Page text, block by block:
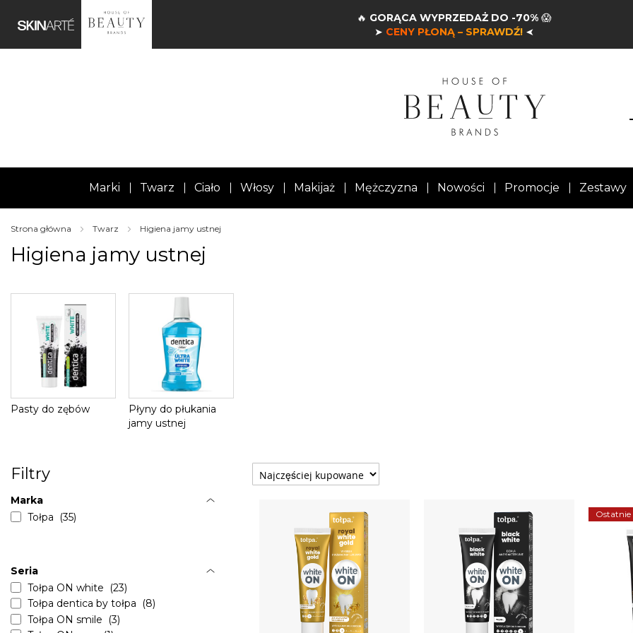
🔥 GORĄCA WYPRZEDAŻ DO -70%😱
➤ CENY PŁONĄ – SPRAWDŹ! ➤
Marki Twarz Ciało Włosy Makijaż Mężczyzna Nowości Promocje Zestawy
Strona główna Twarz Higiena jamy ustnej
Higiena jamy ustnej
Pasty do zębów
Płyny do płukania
jamy ustnej
Filtry
Marka
Tołpa (35)
Seria
Tołpa ON white (23)
Tołpa dentica by tołpa (8)
Tołpa ON smile (3)